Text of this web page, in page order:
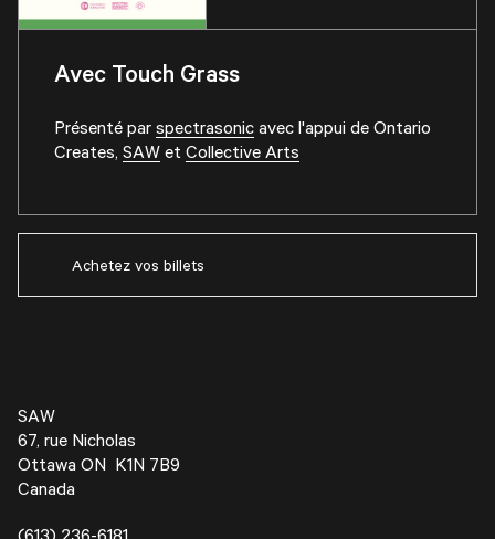
Avec Touch Grass
Présenté parspectrasonicavec l'appui deOntario
Creates, SAWet Collective Arts
Achetez vos billets
SAW
67, rue Nicholas
Ottawa ON K1N 7B9
Canada
(613) 236-6181